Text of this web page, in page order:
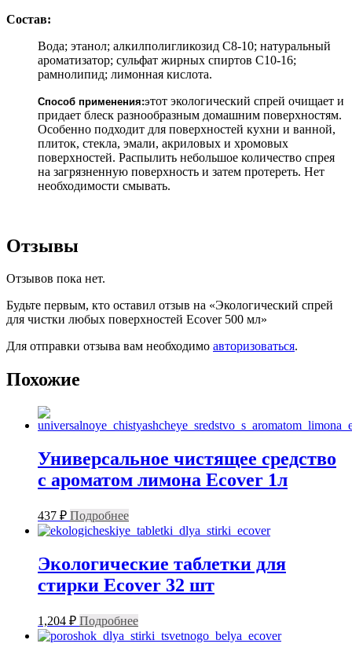
Состав:
Вода; этанол; алкилполигликозид С8-10; натуральный
ароматизатор; сульфат жирных спиртов С10-16;
рамнолипид; лимонная кислота.
Способ применения:этот экологический спрей очищает и
придает блеск разнообразным домашним поверхностям.
Особенно подходит для поверхностей кухни и ванной,
плиток, стекла, эмали, акриловых и хромовых
поверхностей. Распылить небольшое количество спрея
на загрязненную поверхность и затем протереть. Нет
необходимости смывать.
Отзывы
Отзывов пока нет.
Будьте первым, кто оставил отзыв на «Экологический спрей
для чистки любых поверхностей Ecover 500 мл»
Для отправки отзыва вам необходимо авторизоваться.
Похожие
Универсальное чистящее средство
с ароматом лимона Ecover 1л
437 ₽ Подробнее
Экологические таблетки для
стирки Ecover 32 шт
1,204 ₽ Подробнее